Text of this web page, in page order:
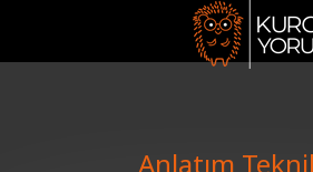
Anlatım